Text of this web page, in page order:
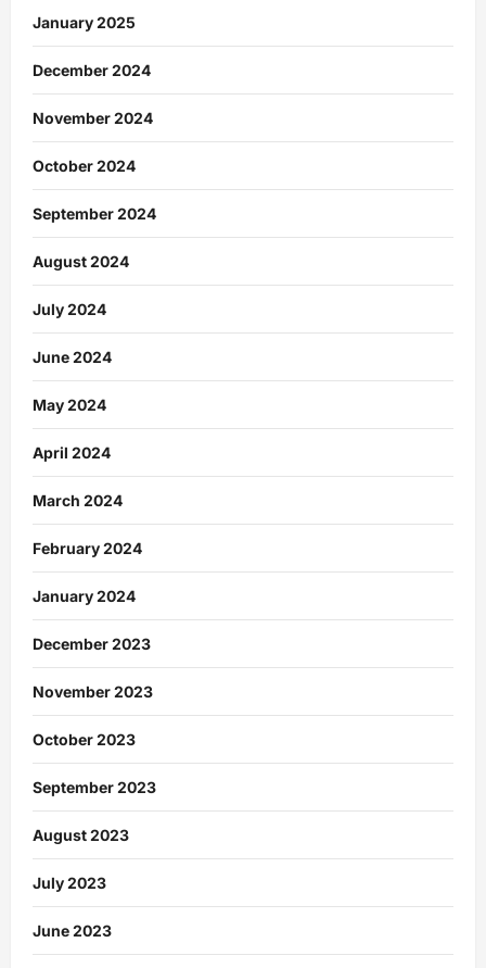
January 2025
December 2024
November 2024
October 2024
September 2024
August 2024
July 2024
June 2024
May 2024
April 2024
March 2024
February 2024
January 2024
December 2023
November 2023
October 2023
September 2023
August 2023
July 2023
June 2023